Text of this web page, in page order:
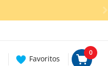
Favoritos
0